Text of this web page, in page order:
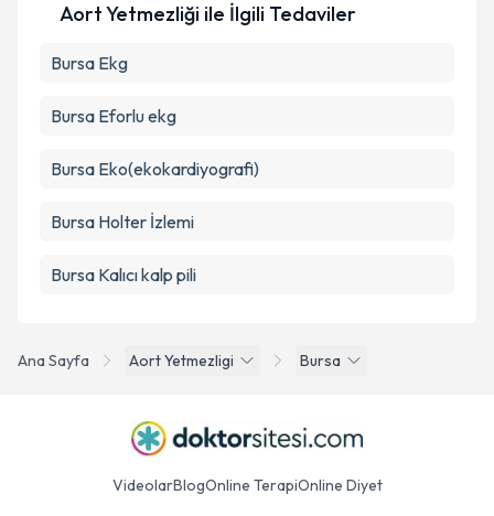
Ana Sayfa Aort Yetmezligi Bursa
Aort Yetmezliği ile İlgili Tedaviler
Bursa Ekg
Bursa Eforlu ekg
Bursa Eko(ekokardiyografi)
Bursa Holter İzlemi
Bursa Kalıcı kalp pili
VideolarBlogOnline TerapiOnline Diyet